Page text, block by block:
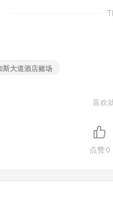
斯大道酒店赌场
喜欢
点赞0